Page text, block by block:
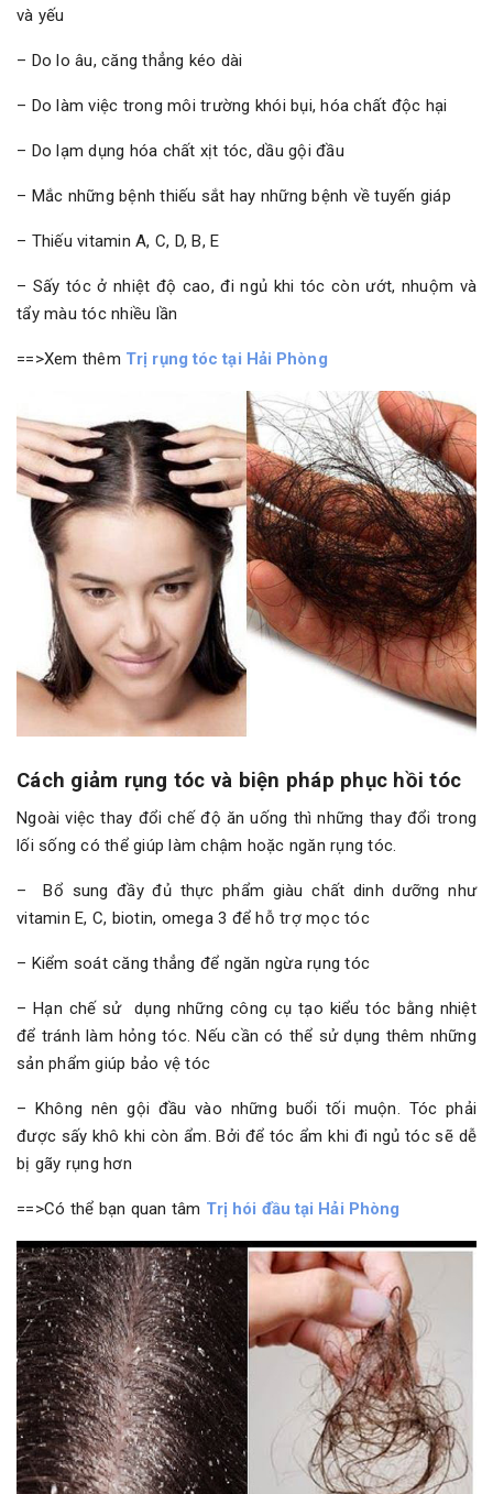
và yếu
– Do lo âu, căng thẳng kéo dài
– Do làm việc trong môi trường khói bụi, hóa chất độc hại
– Do lạm dụng hóa chất xịt tóc, dầu gội đầu
– Mắc những bệnh thiếu sắt hay những bệnh về tuyến giáp
– Thiếu vitamin A, C, D, B, E
– Sấy tóc ở nhiệt độ cao, đi ngủ khi tóc còn ướt, nhuộm và
tẩy màu tóc nhiều lần
==>Xem thêm Trị rụng tóc tại Hải Phòng
Cách giảm rụng tóc và biện pháp phục hồi tóc
Ngoài việc thay đổi chế độ ăn uống thì những thay đổi trong
lối sống có thể giúp làm chậm hoặc ngăn rụng tóc.
– Bổ sung đầy đủ thực phẩm giàu chất dinh dưỡng như
vitamin E, C, biotin, omega 3 để hỗ trợ mọc tóc
– Kiểm soát căng thẳng để ngăn ngừa rụng tóc
– Hạn chế sử dụng những công cụ tạo kiểu tóc bằng nhiệt
để tránh làm hỏng tóc. Nếu cần có thể sử dụng thêm những
sản phẩm giúp bảo vệ tóc
– Không nên gội đầu vào những buổi tối muộn. Tóc phải
được sấy khô khi còn ẩm. Bởi để tóc ẩm khi đi ngủ tóc sẽ dễ
bị gãy rụng hơn
==>Có thể bạn quan tâm Trị hói đầu tại Hải Phòng